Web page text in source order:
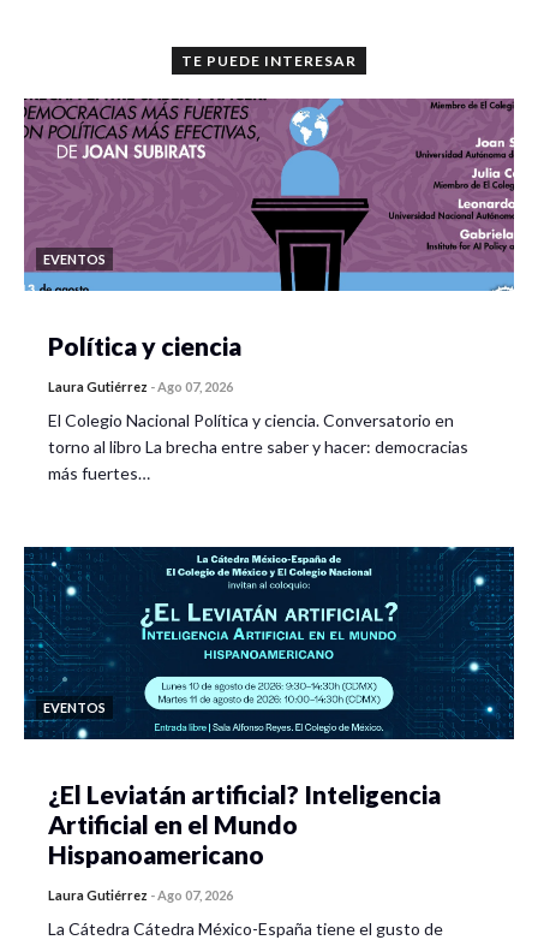
TE PUEDE INTERESAR
EVENTOS
Política y ciencia
Laura Gutiérrez -Ago 07, 2026
El Colegio Nacional Política y ciencia. Conversatorio en
torno al libro La brecha entre saber y hacer: democracias
más fuertes…
EVENTOS
¿El Leviatán artificial? Inteligencia
Artificial en el Mundo
Hispanoamericano
Laura Gutiérrez -Ago 07, 2026
La Cátedra Cátedra México-España tiene el gusto de